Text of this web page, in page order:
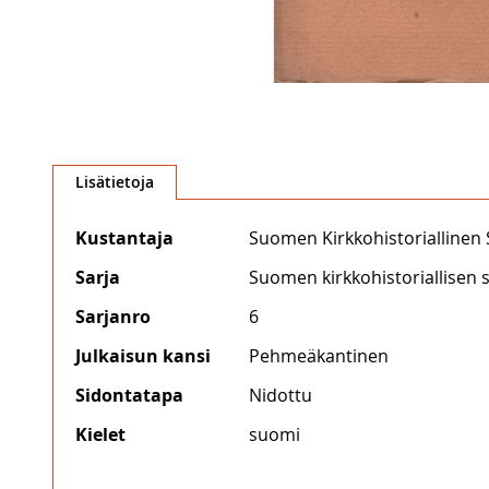
to
the
images
gallery
Lisätietoja
Lisätietoja
Kustantaja
Suomen Kirkkohistoriallinen
Sarja
Suomen kirkkohistoriallisen
Sarjanro
6
Julkaisun kansi
Pehmeäkantinen
Sidontatapa
Nidottu
Kielet
suomi